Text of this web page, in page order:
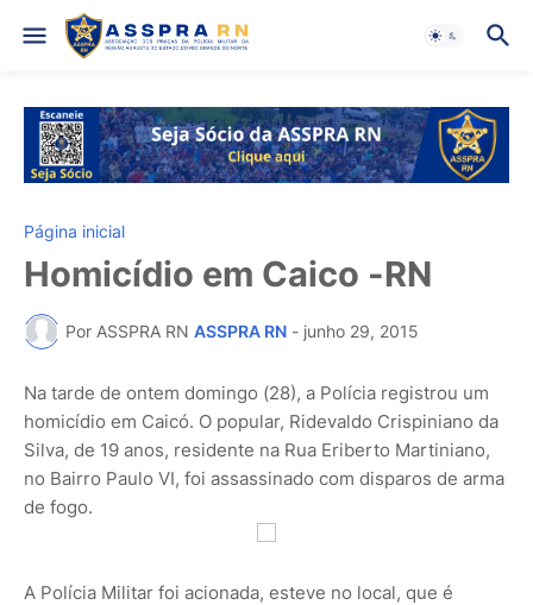
Página inicial
Homicídio em Caico -RN
Por ASSPRA RN ASSPRA RN - junho 29, 2015
Na tarde de ontem domingo (28), a Polícia registrou um
homicídio em Caicó. O popular, Ridevaldo Crispiniano da
Silva, de 19 anos, residente na Rua Eriberto Martiniano,
no Bairro Paulo VI, foi assassinado com disparos de arma
de fogo.
A Polícia Militar foi acionada, esteve no local, que é